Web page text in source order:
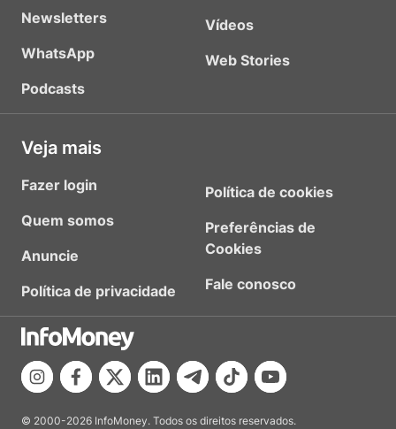
Newsletters
WhatsApp
Podcasts
Vídeos
Web Stories
Veja mais
Fazer login
Quem somos
Anuncie
Política de privacidade
Política de cookies
Preferências de
Cookies
Fale conosco
© 2000-2026 InfoMoney. Todos os direitos reservados.